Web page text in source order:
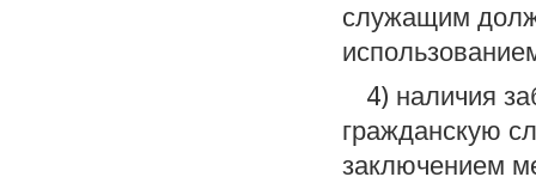
служащим
4) наличия
гражданскую
заключением